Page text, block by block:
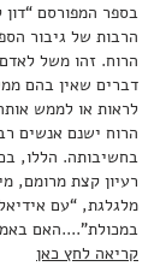
בספר המפורסם
הרבות של גיבור
הרוח. זהו משל
דברים שאין בהם
לראות או לממש
הרוח ישנם אנשים
בחשיבותה. הללו,
רעיון קצת מרומם,
מלגלגת, “עם
במכולת”....האם
קריאה לחץ כאן